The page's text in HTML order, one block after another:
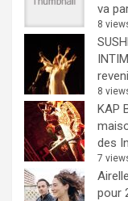
va
8
8
KAP
des
7
pour